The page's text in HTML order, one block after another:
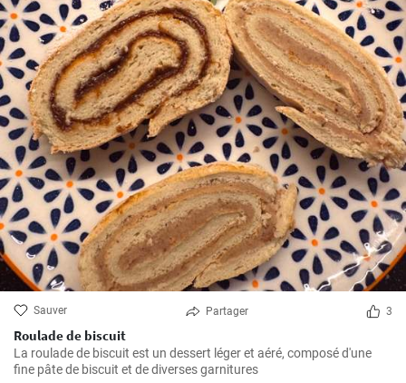
Sauver Partager 3
Roulade de biscuit
La roulade de biscuit est un dessert léger et aéré, composé d'une
fine pâte de biscuit et de diverses garnitures